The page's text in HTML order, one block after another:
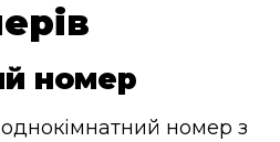
номер
номер з